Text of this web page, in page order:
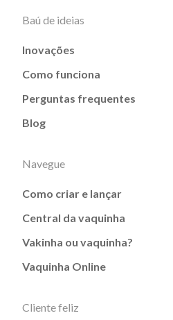
Baú de ideias
Inovações
Como funciona
Perguntas frequentes
Blog
Navegue
Como criar e lançar
Central da vaquinha
Vakinha ou vaquinha?
Vaquinha Online
Cliente feliz